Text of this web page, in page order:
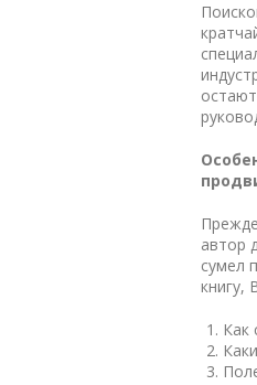
автор
сумел
книгу,
Как